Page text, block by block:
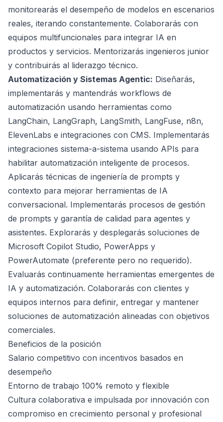
monitorearás el desempeño de modelos en escenarios
reales, iterando constantemente. Colaborarás con
equipos multifuncionales para integrar IA en
productos y servicios. Mentorizarás ingenieros junior
y contribuirás al liderazgo técnico.
Automatización y Sistemas Agentic: Diseñarás,
implementarás y mantendrás workflows de
automatización usando herramientas como
LangChain, LangGraph, LangSmith, LangFuse, n8n,
ElevenLabs e integraciones con CMS. Implementarás
integraciones sistema-a-sistema usando APIs para
habilitar automatización inteligente de procesos.
Aplicarás técnicas de ingeniería de prompts y
contexto para mejorar herramientas de IA
conversacional. Implementarás procesos de gestión
de prompts y garantía de calidad para agentes y
asistentes. Explorarás y desplegarás soluciones de
Microsoft Copilot Studio, PowerApps y
PowerAutomate (preferente pero no requerido).
Evaluarás continuamente herramientas emergentes de
IA y automatización. Colaborarás con clientes y
equipos internos para definir, entregar y mantener
soluciones de automatización alineadas con objetivos
comerciales.
Beneficios de la posición
Salario competitivo con incentivos basados en
desempeño
Entorno de trabajo 100% remoto y flexible
Cultura colaborativa e impulsada por innovación con
compromiso en crecimiento personal y profesional